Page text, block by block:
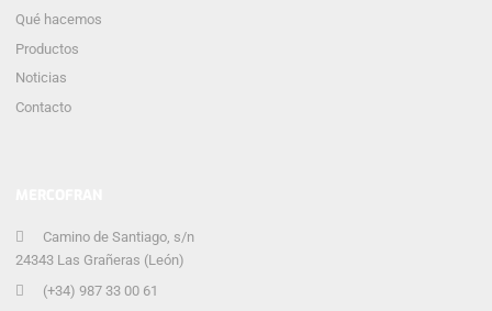
Camino de Santiago, s/n
24343 Las Grañeras (León)
(+34) 987 33 00 61
Qué hacemos
Productos
Noticias
Contacto